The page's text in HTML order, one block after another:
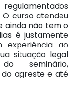
regulamentados
curso atendeu
ainda não tem o
é justamente
experiência ao
situação legal
seminário,
do agreste e até